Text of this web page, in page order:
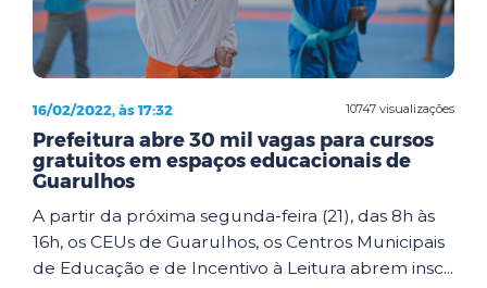
10747 visualizações
16/02/2022, às 17:32
Prefeitura abre 30 mil vagas para cursos
gratuitos em espaços educacionais de
Guarulhos
A partir da próxima segunda-feira (21), das 8h às
16h, os CEUs de Guarulhos, os Centros Municipais
de Educação e de Incentivo à Leitura abrem insc...